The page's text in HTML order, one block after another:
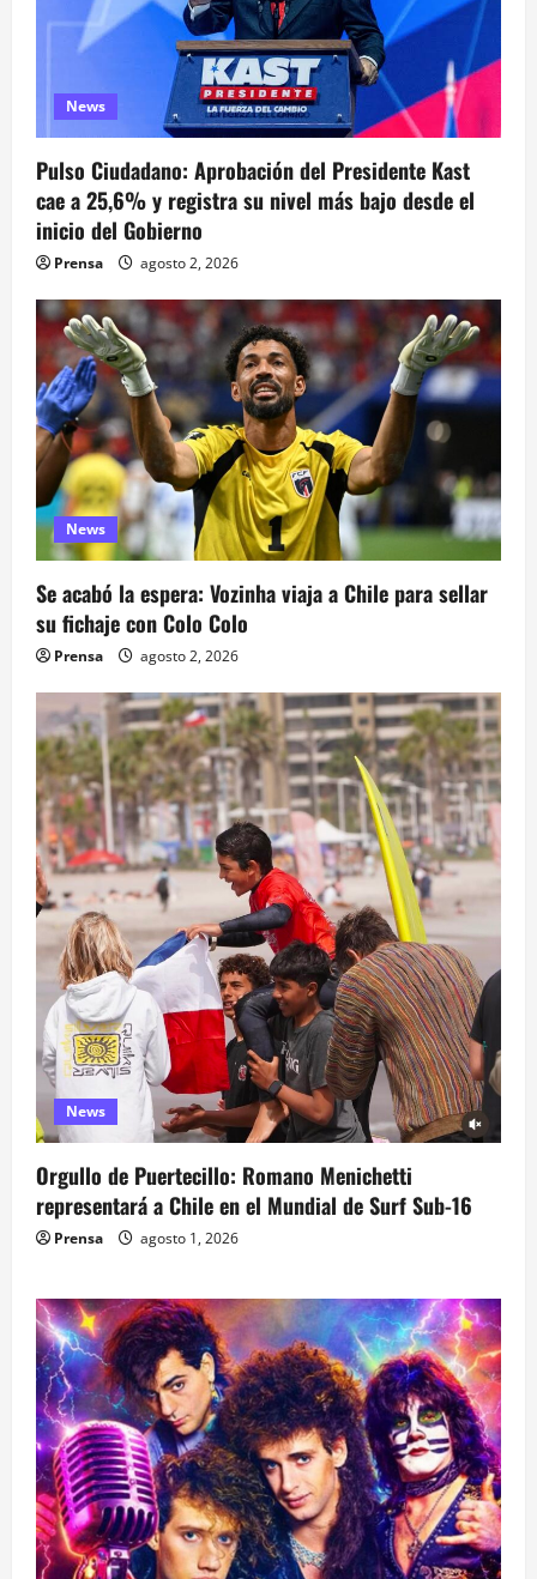
n
t
r
a
d
a
s
News
Pulso Ciudadano: Aprobación del Presidente Kast
cae a 25,6% y registra su nivel más bajo desde el
inicio del Gobierno
Prensa agosto 2, 2026
News
Se acabó la espera: Vozinha viaja a Chile para sellar
su fichaje con Colo Colo
Prensa agosto 2, 2026
News
Orgullo de Puertecillo: Romano Menichetti
representará a Chile en el Mundial de Surf Sub-16
Prensa agosto 1, 2026